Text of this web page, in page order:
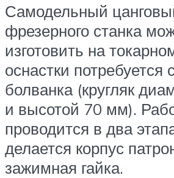
Самодельный
фрезерного станка
изготовить на
оснастки потребуется
болванка (кругляк
и высотой 70 мм).
проводится в два
делается корпус
зажимная гайка.